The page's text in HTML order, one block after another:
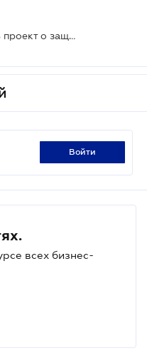
Комитет рекомендовал принять проект о защите интересов вкладчиков и кредиторов банков
войти
всех бизнес-